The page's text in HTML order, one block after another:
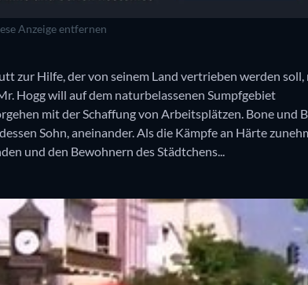
Anzeige entfernen
zur Hilfe, der von seinem Land vertrieben werden soll,
Hogg will auf dem naturbelassenen Sumpfgebiet
mit der Schaffung von Arbeitsplätzen. Bone und
Sohn, aneinander. Als die Kämpfe an Härte
und den Bewohnern des Städtchens...